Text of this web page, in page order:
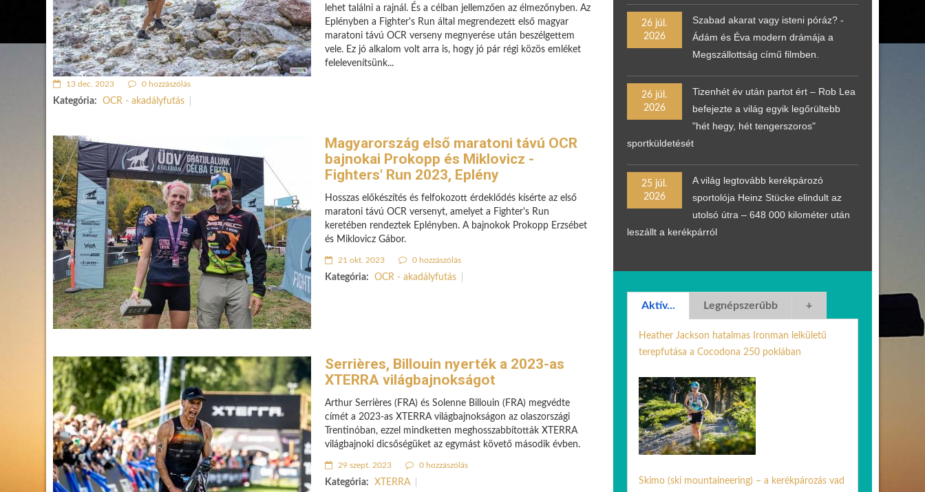
lehet találni a rajnál. És a célban jellemzően az élmezőnyben. Az
Eplényben a Fighter's Run által megrendezett első magyar
maratoni távú OCR verseny megnyerése után beszélgettem
vele. Ez jó alkalom volt arra is, hogy jó pár régi közös emléket
felelevenítsünk...
13 dec. 2023 0 hozzászólás
Kategória: OCR - akadályfutás
Magyarország első maratoni távú OCR
bajnokai Prokopp és Miklovicz -
Fighters' Run 2023, Eplény
Hosszas előkészítés és felfokozott érdeklődés kísérte az első
maratoni távú OCR versenyt, amelyet a Fighter's Run
keretében rendeztek Eplényben. A bajnokok Prokopp Erzsébet
és Miklovicz Gábor.
21 okt. 2023 0 hozzászólás
Kategória: OCR - akadályfutás
Serrières, Billouin nyerték a 2023-as
XTERRA világbajnokságot
Arthur Serrières (FRA) és Solenne Billouin (FRA) megvédte
címét a 2023-as XTERRA világbajnokságon az olaszországi
Trentinóban, ezzel mindketten meghosszabbították XTERRA
világbajnoki dicsőségüket az egymást követő második évben. ‍
29 szept. 2023 0 hozzászólás
Kategória: XTERRA
26 júl.
2026
Szabad akarat vagy isteni póráz? -
Ádám és Éva modern drámája a
Megszállottság című filmben.
26 júl.
2026
Tizenhét év után partot ért – Rob Lea
befejezte a világ egyik legőrültebb
"hét hegy, hét tengerszoros"
sportküldetését
25 júl.
2026
A világ legtovább kerékpározó
sportolója Heinz Stücke elindult az
utolsó útra – 648 000 kilométer után
leszállt a kerékpárról
Aktív... Legnépszerűbb +
Heather Jackson hatalmas Ironman lelkületű
terepfutása a Cocodona 250 poklában
Skimo (ski mountaineering) – a kerékpározás vad